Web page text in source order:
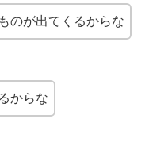
のが出てくるからな
からな